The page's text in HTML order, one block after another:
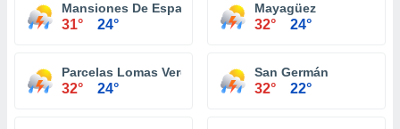
Mansiones De Espana
31° 24°
Mayagüez
32° 24°
Parcelas Lomas Verdes
32° 24°
San Germán
32° 22°